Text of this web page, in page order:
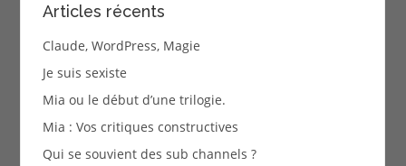
Articles récents
Claude, WordPress, Magie
Je suis sexiste
Mia ou le début d’une trilogie.
Mia : Vos critiques constructives
Qui se souvient des sub channels ?